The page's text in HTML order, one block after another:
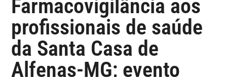
Farmacovigilância aos
profissionais de saúde
da Santa Casa de
Alfenas-MG; evento